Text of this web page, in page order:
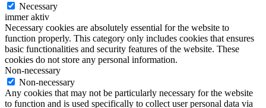
Necessary
immer aktiv
Necessary cookies are absolutely essential for the website to
function properly. This category only includes cookies that ensures
basic functionalities and security features of the website. These
cookies do not store any personal information.
Non-necessary
Non-necessary
Any cookies that may not be particularly necessary for the website
to function and is used specifically to collect user personal data via